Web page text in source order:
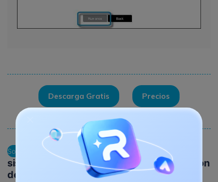
Descarga Gratis Precios
Garantía de descarga segura, sin malware
Solución 4:
Realizar la recuperación del
sistema con Administrador de Recuperación
de HP